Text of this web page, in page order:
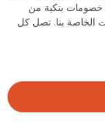
خصومات بنكية من
الخاصة بنا. تصل كل